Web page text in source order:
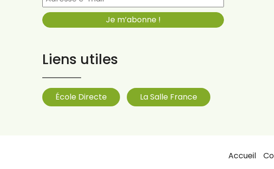
Liens utiles
École Directe La Salle France
Accueil